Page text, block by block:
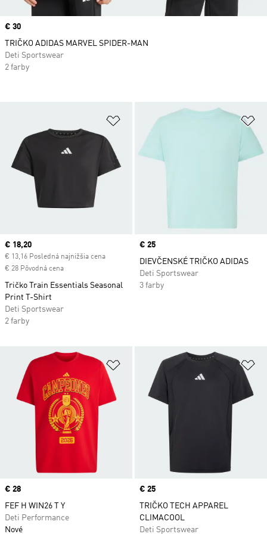
Pridať do zoznamu želaných
Current price
€ 18,20
€ 13,16 Posledná najnižšia cena
€ 28 Pôvodná cena
Tričko Train Essentials Seasonal
Print T-Shirt
Deti Sportswear
2 farby
Price
€ 25
DIEVČENSKÉ TRIČKO ADIDAS
Deti Sportswear
3 farby
Pridať do zoznamu želaných
Price
€ 28
FEF H WIN26 T Y
Deti Performance
Nové
Price
€ 25
TRIČKO TECH APPAREL
CLIMACOOL
Deti Sportswear
Price
€ 30
TRIČKO ADIDAS MARVEL SPIDER-MAN
Deti Sportswear
2 farby